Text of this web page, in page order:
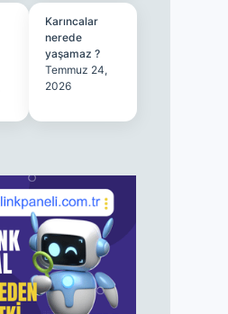
Karıncalar
nerede
yaşamaz ?
Temmuz 24,
2026